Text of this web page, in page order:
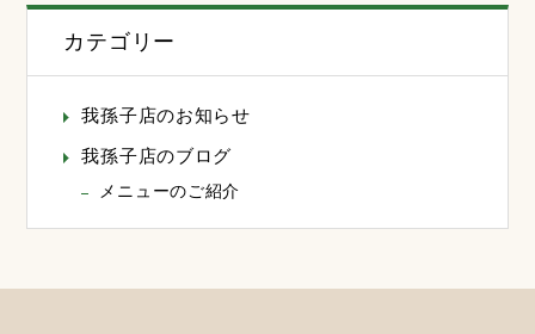
カテゴリー
我孫子店のお知らせ
我孫子店のブログ
メニューのご紹介